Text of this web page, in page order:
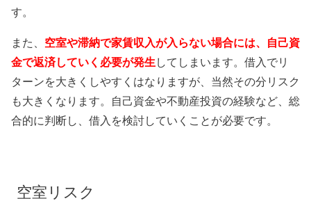
す。
また、 空室や滞納で家賃収入が入らない場合には、自己資
金で返済していく必要が発生してしまいます。借入でリ
ターンを大きくしやすくはなりますが、当然その分リスク
も大きくなります。自己資金や不動産投資の経験など、総
合的に判断し、借入を検討していくことが必要です。
空室リスク